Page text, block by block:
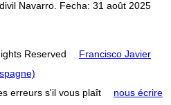
Navarro. Fecha: 31 août 2025
Reserved
Francisco Javier
erreurs s'il vous plaît
nous écrire